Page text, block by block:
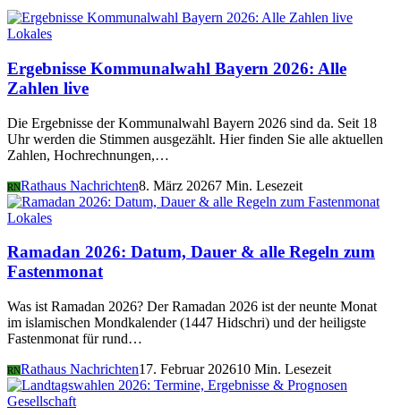
Lokales
Ergebnisse Kommunalwahl Bayern 2026: Alle
Zahlen live
Die Ergebnisse der Kommunalwahl Bayern 2026 sind da. Seit 18
Uhr werden die Stimmen ausgezählt. Hier finden Sie alle aktuellen
Zahlen, Hochrechnungen,…
RNRathaus Nachrichten8. März 20267 Min. Lesezeit
Lokales
Ramadan 2026: Datum, Dauer & alle Regeln zum
Fastenmonat
Was ist Ramadan 2026? Der Ramadan 2026 ist der neunte Monat
im islamischen Mondkalender (1447 Hidschri) und der heiligste
Fastenmonat für rund…
RNRathaus Nachrichten17. Februar 202610 Min. Lesezeit
Gesellschaft